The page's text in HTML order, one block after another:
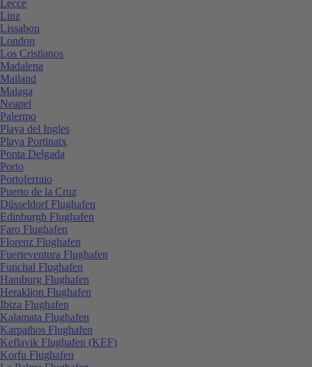
Lecce
Linz
Lissabon
London
Los Cristianos
Madalena
Mailand
Malaga
Neapel
Palermo
Playa del Ingles
Playa Portinatx
Ponta Delgada
Porto
Portoferraio
Puerto de la Cruz
Düsseldorf Flughafen
Edinburgh Flughafen
Faro Flughafen
Florenz Flughafen
Fuerteventura Flughafen
Funchal Flughafen
Hamburg Flughafen
Heraklion Flughafen
Ibiza Flughafen
Kalamata Flughafen
Karpathos Flughafen
Keflavik Flughafen (KEF)
Korfu Flughafen